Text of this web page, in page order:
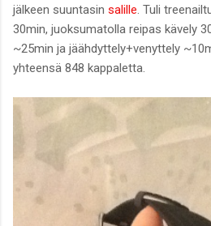
jälkeen suuntasin salille. Tuli
30min, juoksumatolla reipas kävely
~25min ja jäähdyttely+venyttely
yhteensä 848 kappaletta.